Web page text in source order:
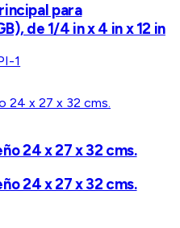
para
de 1/4 in x 4 in x 12 in
1
24 x 27 x 32 cms.
24 x 27 x 32 cms.